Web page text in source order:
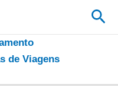
de Viagens